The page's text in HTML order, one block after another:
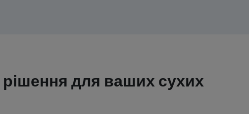
рішення для ваших сухих